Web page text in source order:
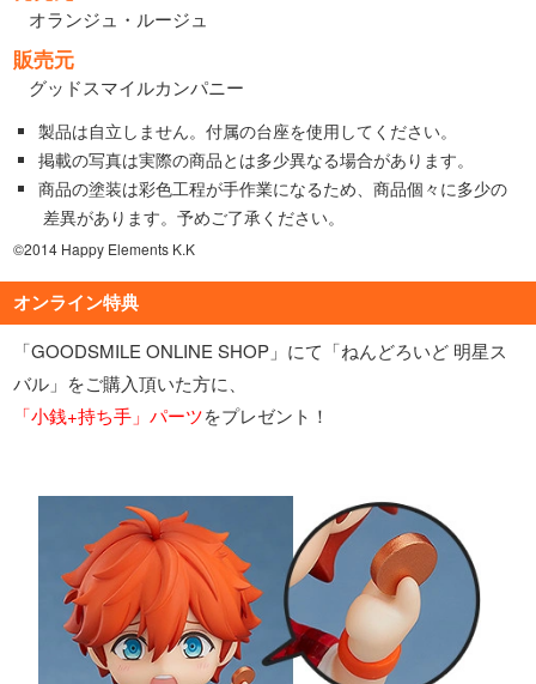
オランジュ・ルージュ
販売元
グッドスマイルカンパニー
製品は自立しません。付属の台座を使用してください。
掲載の写真は実際の商品とは多少異なる場合があります。
商品の塗装は彩色工程が手作業になるため、商品個々に多少の
差異があります。予めご了承ください。
©2014 Happy Elements K.K
オンライン特典
「GOODSMILE ONLINE SHOP」にて「ねんどろいど 明星ス
バル」をご購入頂いた方に、
「小銭+持ち手」パーツをプレゼント！